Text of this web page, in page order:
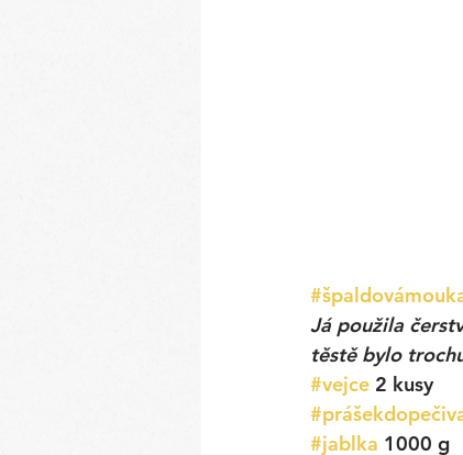
Já použila
těstě bylo
#vejce 2 kusy
#jablka 1000 g